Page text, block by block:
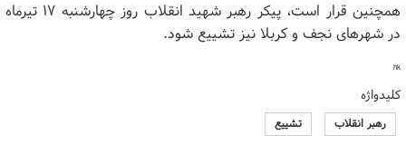
همچنین قرار است، پیکر رهبر شهید انقلاب روز چهارشنبه ۱۷ تیرماه
در شهرهای نجف و کربلا نیز تشییع شود.
hk
کلیدواژه
رهبر انقلاب تشییع